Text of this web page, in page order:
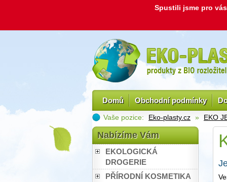
Spustili jsme pro
Domů Obchodní podmínky
Vaše pozice: Eko-plasty.cz » EKO
Nabízíme Vám
EKOLOGICKÁ
DROGERIE
PŘÍRODNÍ KOSMETIKA